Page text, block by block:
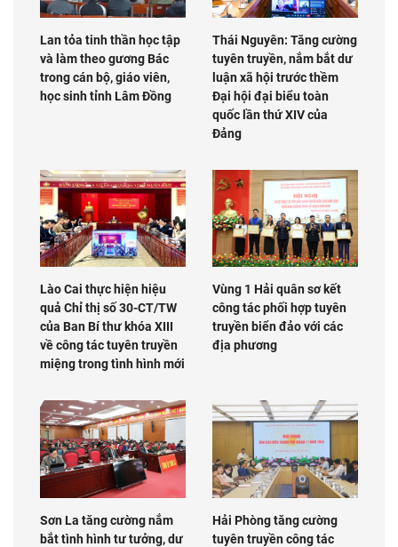
Lan tỏa tinh thần học tập
và làm theo gương Bác
trong cán bộ, giáo viên,
học sinh tỉnh Lâm Đồng
Thái Nguyên: Tăng cường
tuyên truyền, nắm bắt dư
luận xã hội trước thềm
Đại hội đại biểu toàn
quốc lần thứ XIV của
Đảng
Lào Cai thực hiện hiệu
quả Chỉ thị số 30-CT/TW
của Ban Bí thư khóa XIII
về công tác tuyên truyền
miệng trong tình hình mới
Vùng 1 Hải quân sơ kết
công tác phối hợp tuyên
truyền biển đảo với các
địa phương
Sơn La tăng cường nắm
bắt tình hình tư tưởng, dư
Hải Phòng tăng cường
tuyên truyền công tác